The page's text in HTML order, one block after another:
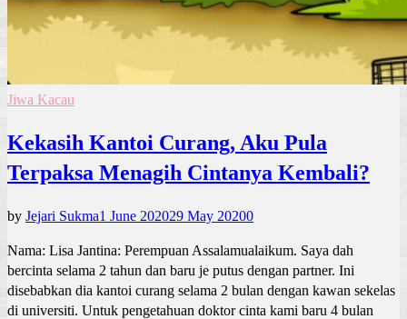
Jiwa Kacau
Kekasih Kantoi Curang, Aku Pula
Terpaksa Menagih Cintanya Kembali?
by Jejari Sukma1 June 202029 May 20200
Nama: Lisa Jantina: Perempuan Assalamualaikum. Saya dah
bercinta selama 2 tahun dan baru je putus dengan partner. Ini
disebabkan dia kantoi curang selama 2 bulan dengan kawan sekelas
di universiti. Untuk pengetahuan doktor cinta kami baru 4 bulan